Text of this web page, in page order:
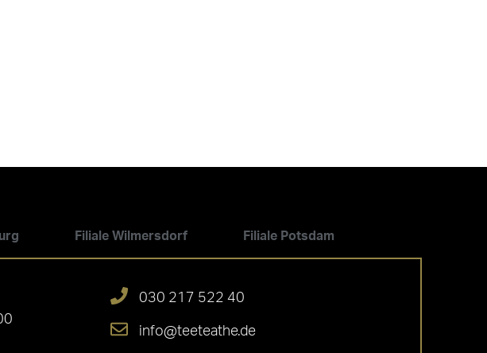
Filiale Wilmersdorf Filiale Potsdam
030 217 522 40
info@teeteathe.de